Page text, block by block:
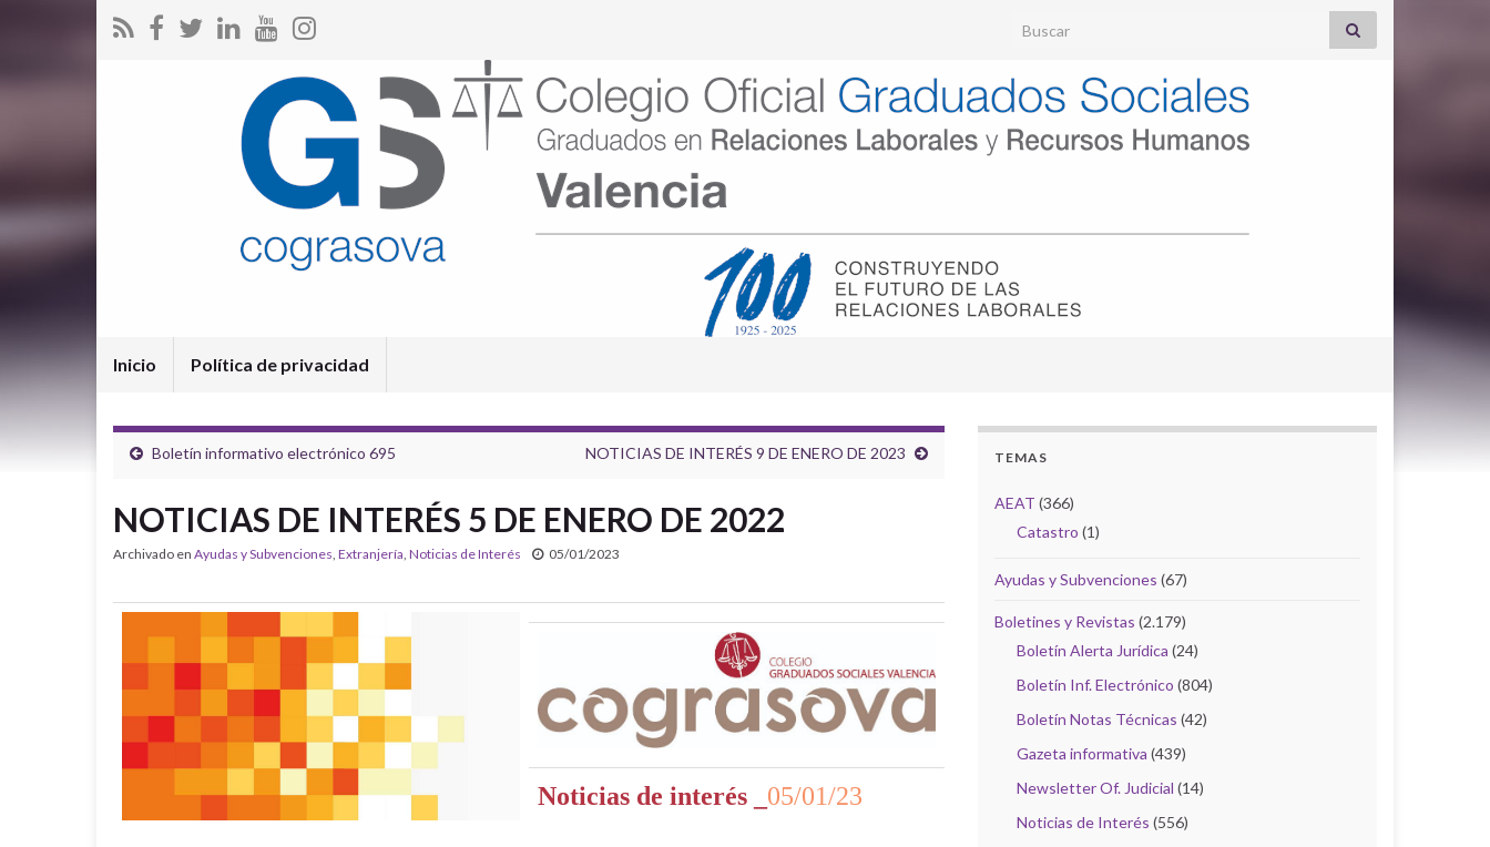
Search for:
Inicio Política de privacidad
Boletín informativo electrónico 695 NOTICIAS DE INTERÉS 9 DE ENERO DE 2023
NOTICIAS DE INTERÉS 5 DE ENERO DE 2022
Archivado en Ayudas y Subvenciones, Extranjería, Noticias de Interés 05/01/2023
Noticias de interés _ 05/01/23
TEMAS
AEAT (366)
Catastro (1)
Ayudas y Subvenciones (67)
Boletines y Revistas (2.179)
Boletín Alerta Jurídica (24)
Boletín Inf. Electrónico (804)
Boletín Notas Técnicas (42)
Gazeta informativa (439)
Newsletter Of. Judicial (14)
Noticias de Interés (556)